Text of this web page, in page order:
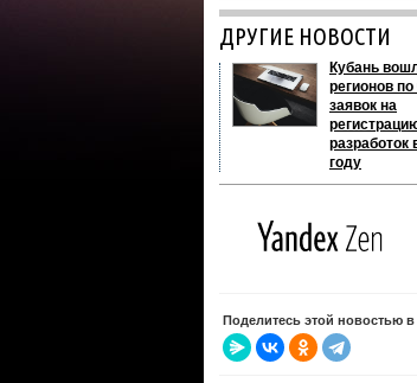
ДРУГИЕ НОВОСТИ
Кубань
регионов
заявок на
разработок
году
Поделитесь этой новостью в